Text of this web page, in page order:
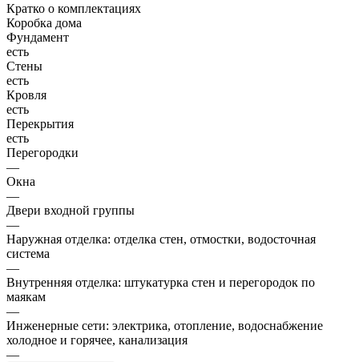
Кратко о комплектациях
Коробка дома
Фундамент
есть
Стены
есть
Кровля
есть
Перекрытия
есть
Перегородки
—
Окна
—
Двери входной группы
—
Наружная отделка: отделка стен, отмостки, водосточная
система
—
Внутренняя отделка: штукатурка стен и перегородок по
маякам
—
Инженерные сети: электрика, отопление, водоснабжение
холодное и горячее, канализация
—